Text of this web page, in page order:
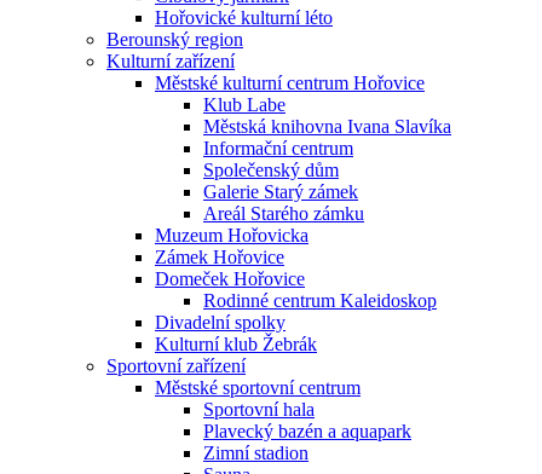
Hořovické kulturní léto
Berounský region
Kulturní zařízení
Městské kulturní centrum Hořovice
Klub Labe
Městská knihovna Ivana Slavíka
Informační centrum
Společenský dům
Galerie Starý zámek
Areál Starého zámku
Muzeum Hořovicka
Zámek Hořovice
Domeček Hořovice
Rodinné centrum Kaleidoskop
Divadelní spolky
Kulturní klub Žebrák
Sportovní zařízení
Městské sportovní centrum
Sportovní hala
Plavecký bazén a aquapark
Zimní stadion